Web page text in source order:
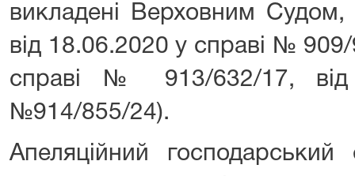
викладені Верховним
від 18.06.2020 у справі №
справі № 913/632/17, від
№914/855/24).
Апеляційний